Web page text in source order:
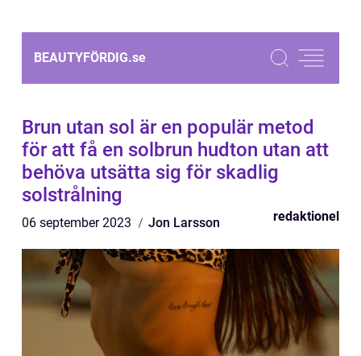
BEAUTYFÖRDIG.se
Brun utan sol är en populär metod
för att få en solbrun hudton utan att
behöva utsätta sig för skadlig
solstrålning
06 september 2023 Jon Larsson redaktionel